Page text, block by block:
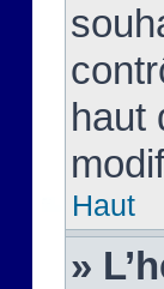
haut
Haut
»